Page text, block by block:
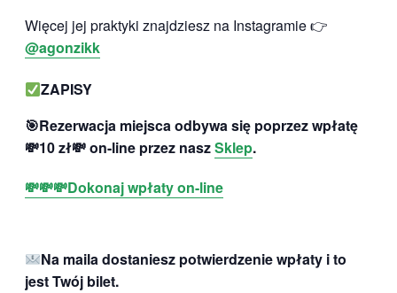
Więcej jej praktyki znajdziesz na Instagramie 👉
@agonzikk
ZAPISY
🎯Rezerwacja miejsca odbywa się poprzez wpłatę
💸10 zł💸 on-line przez naszSklep.
💸💸💸Dokonaj wpłaty on-line
Na maila dostaniesz potwierdzenie wpłaty i to
jest Twój bilet.